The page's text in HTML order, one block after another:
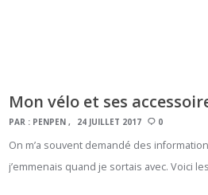
Mon vélo et ses
PAR : PENPEN 24 JUILLET 2017 0
On m’a souvent demandé des
j’emmenais quand je sortais avec. Voici